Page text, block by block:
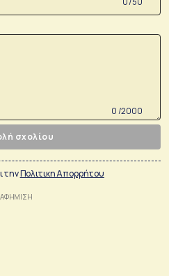
0 /2000
σχολίου
τηνΠολιτικη Απορρήτου